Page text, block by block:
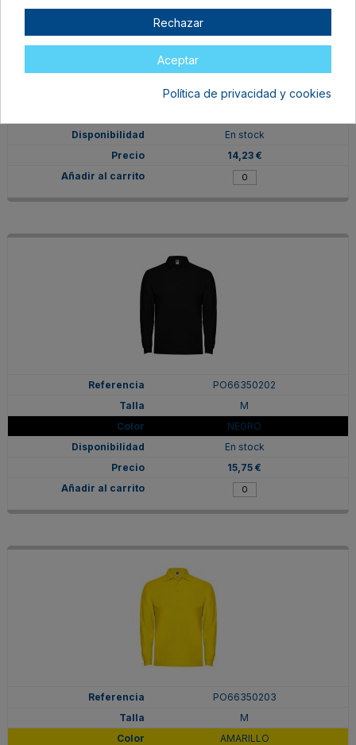
PO66350201
M
En stock
14,23 €
PO66350202
M
NEGRO
En stock
15,75 €
PO66350203
M
AMARILLO
Rechazar
Aceptar
Política de privacidad y cookies